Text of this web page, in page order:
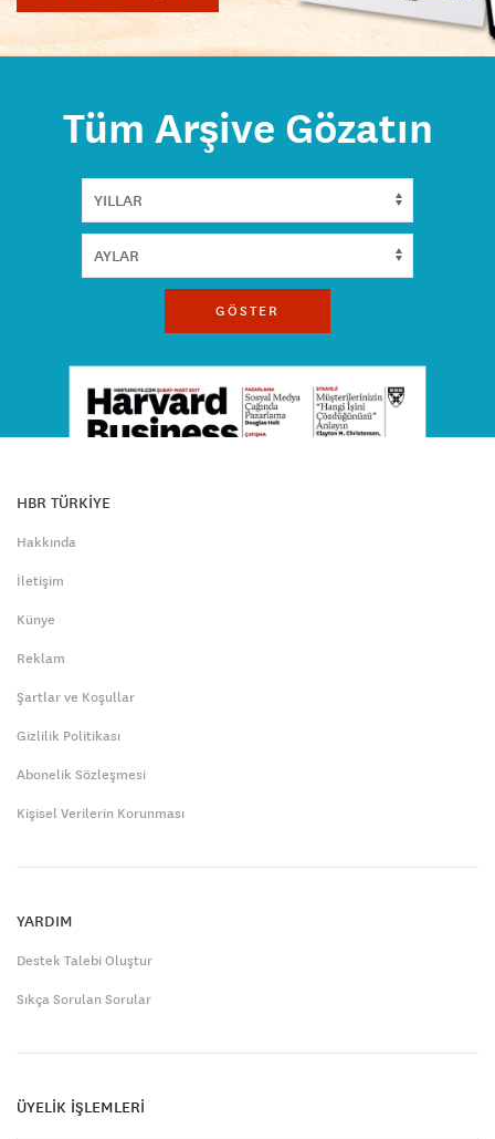
Tüm Arşive Gözatın
GÖSTER
HBR TÜRKİYE
Hakkında
İletişim
Künye
Reklam
Şartlar ve Koşullar
Gizlilik Politikası
Abonelik Sözleşmesi
Kişisel Verilerin Korunması
YARDIM
Destek Talebi Oluştur
Sıkça Sorulan Sorular
ÜYELİK İŞLEMLERİ